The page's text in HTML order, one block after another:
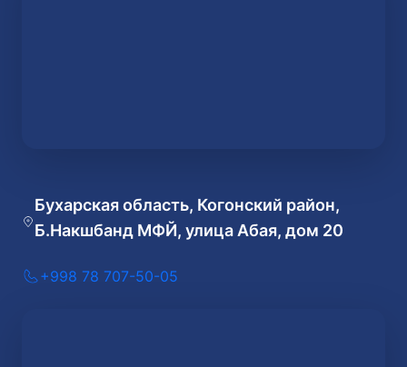
Бухарская область, Когонский район,
Б.Накшбанд МФЙ, улица Абая, дом 20
+998 78 707-50-05